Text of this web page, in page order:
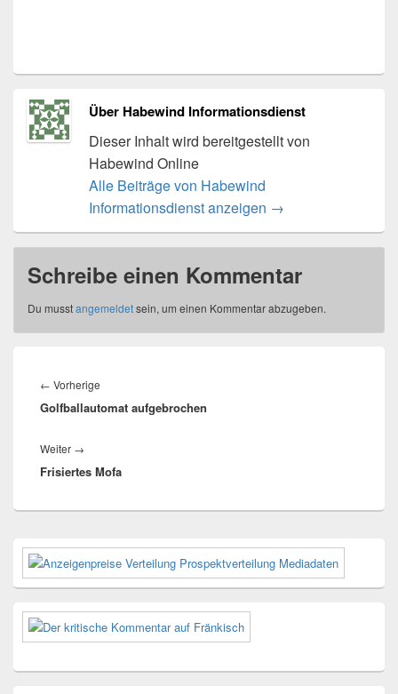
Über Habewind Informationsdienst
Dieser Inhalt wird bereitgestellt von
Habewind Online
Alle Beiträge von Habewind
Informationsdienst anzeigen →
Schreibe einen Kommentar
Du musstangemeldetsein, um einen Kommentar abzugeben.
← Vorherige
Beitrag:
Golfballautomat aufgebrochen
Weiter →
Beitrag:
Frisiertes Mofa
Primärer
Seitenleisten-
Widgetbereich